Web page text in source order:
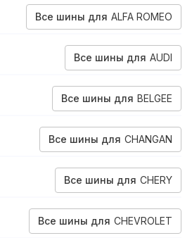
Все шины для ALFA ROMEO
2017-2026
Все шины для AUDI
2008-2012
Все шины для BELGEE
2024-2026
Все шины для CHANGAN
2018-2020
2020-2024
Все шины для CHERY
2014-2020
2019-2020
2020-2024
2022-2024
Все шины для CHEVROLET